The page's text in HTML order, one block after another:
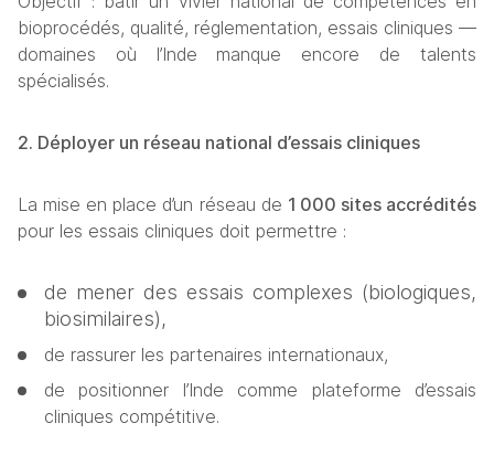
bioprocédés, qualité, réglementation, essais cliniques —
domaines où l’Inde manque encore de talents
spécialisés.
2. Déployer un réseau national d’essais cliniques
La mise en place d’un réseau de 1 000 sites accrédités
pour les essais cliniques doit permettre :
de mener des essais complexes (biologiques,
biosimilaires),
de rassurer les partenaires internationaux,
de positionner l’Inde comme plateforme d’essais
cliniques compétitive.